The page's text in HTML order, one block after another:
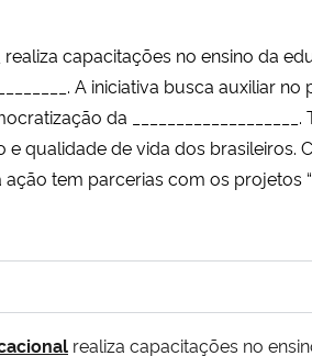
realiza capacitações no ensino da
A iniciativa busca auxiliar
da
qualidade de vida dos
tem parcerias com os projetos
realiza capacitações no